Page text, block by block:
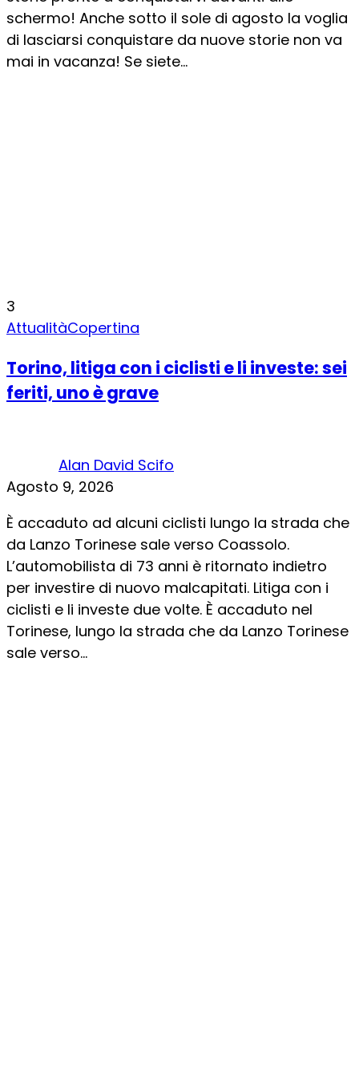
schermo! Anche sotto il sole di agosto la voglia
di lasciarsi conquistare da nuove storie non va
mai in vacanza! Se siete...
3
AttualitàCopertina
Torino, litiga con i ciclisti e li investe: sei
feriti, uno è grave
Alan David Scifo
Agosto 9, 2026
È accaduto ad alcuni ciclisti lungo la strada che
da Lanzo Torinese sale verso Coassolo.
L’automobilista di 73 anni è ritornato indietro
per investire di nuovo malcapitati. Litiga con i
ciclisti e li investe due volte. È accaduto nel
Torinese, lungo la strada che da Lanzo Torinese
sale verso...